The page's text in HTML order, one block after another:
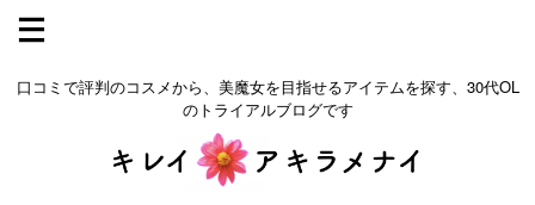
口コミで評判のコスメから、美魔女を目指せるアイテムを探す、30代OL
のトライアルブログです